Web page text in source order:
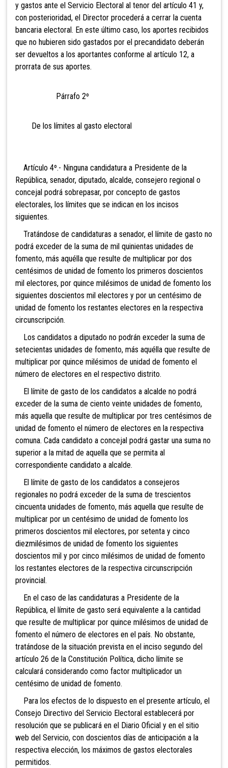
y gastos ante el Servicio Electoral al tenor del artículo 41 y,
con posterioridad, el Director procederá a cerrar la cuenta
bancaria electoral. En este último caso, los aportes recibidos
que no hubieren sido gastados por el precandidato deberán
ser devueltos a los aportantes conforme al artículo 12, a
prorrata de sus aportes.
Párrafo 2º
De los límites al gasto electoral
Artículo 4º.- Ninguna candidatura a Presidente de la
República, senador, diputado, alcalde, consejero regional o
concejal podrá sobrepasar, por concepto de gastos
electorales, los límites que se indican en los incisos
siguientes.
Tratándose de candidaturas a senador, el límite de gasto no
podrá exceder de la suma de mil quinientas unidades de
fomento, más aquélla que resulte de multiplicar por dos
centésimos de unidad de fomento los primeros doscientos
mil electores, por quince milésimos de unidad de fomento los
siguientes doscientos mil electores y por un centésimo de
unidad de fomento los restantes electores en la respectiva
circunscripción.
Los candidatos a diputado no podrán exceder la suma de
setecientas unidades de fomento, más aquélla que resulte de
multiplicar por quince milésimos de unidad de fomento el
número de electores en el respectivo distrito.
El límite de gasto de los candidatos a alcalde no podrá
exceder de la suma de ciento veinte unidades de fomento,
más aquella que resulte de multiplicar por tres centésimos de
unidad de fomento el número de electores en la respectiva
comuna. Cada candidato a concejal podrá gastar una suma no
superior a la mitad de aquella que se permita al
correspondiente candidato a alcalde.
El límite de gasto de los candidatos a consejeros
regionales no podrá exceder de la suma de trescientos
cincuenta unidades de fomento, más aquella que resulte de
multiplicar por un centésimo de unidad de fomento los
primeros doscientos mil electores, por setenta y cinco
diezmilésimos de unidad de fomento los siguientes
doscientos mil y por cinco milésimos de unidad de fomento
los restantes electores de la respectiva circunscripción
provincial.
En el caso de las candidaturas a Presidente de la
República, el límite de gasto será equivalente a la cantidad
que resulte de multiplicar por quince milésimos de unidad de
fomento el número de electores en el país. No obstante,
tratándose de la situación prevista en el inciso segundo del
artículo 26 de la Constitución Política, dicho límite se
calculará considerando como factor multiplicador un
centésimo de unidad de fomento.
Para los efectos de lo dispuesto en el presente artículo, el
Consejo Directivo del Servicio Electoral establecerá por
resolución que se publicará en el Diario Oficial y en el sitio
web del Servicio, con doscientos días de anticipación a la
respectiva elección, los máximos de gastos electorales
permitidos.